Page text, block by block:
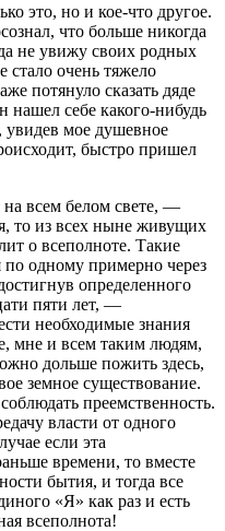
это, но и кое-что другое.
что больше никогда
не увижу своих родных
стало очень тяжело
потянуло сказать дяде
нашел себе какого-нибудь
увидев мое душевное
быстро пришел
всем белом свете, —
то из всех ныне живущих
о всеполноте. Такие
одному примерно через
определенного
пяти лет, —
необходимые знания
мне и всем таким людям,
дольше пожить здесь,
земное существование.
преемственность.
власти от одного
если эта
времени, то вместе
бытия, и тогда все
«Я» как раз и есть
всеполнота!